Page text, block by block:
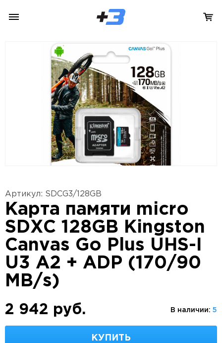
Артикул: SDCG3/128GB
Карта памяти micro
SDXC 128GB Kingston
Canvas Go Plus UHS-I
U3 A2 + ADP (170/90
MB/s)
2 942 руб. В наличии: 5
КУПИТЬ